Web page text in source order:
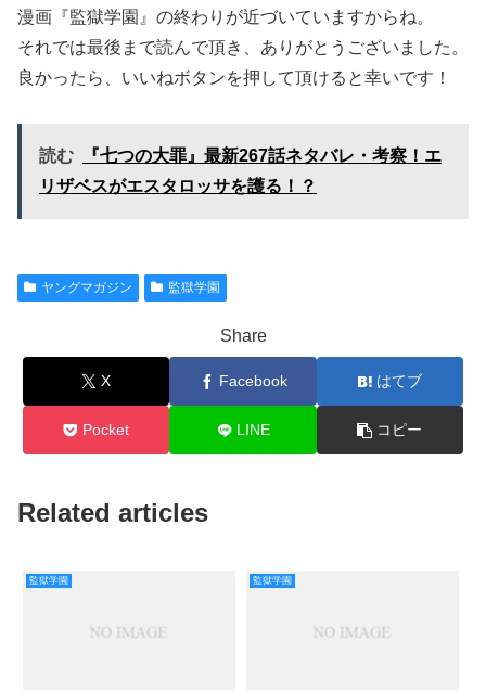
漫画『監獄学園』の終わりが近づいていますからね。
それでは最後まで読んで頂き、ありがとうございました。
良かったら、いいねボタンを押して頂けると幸いです！
読む
『七つの大罪』最新267話ネタバレ・考察！エ
リザベスがエスタロッサを護る！？
ヤングマガジン 監獄学園
Share
X Facebook はてブ
Pocket LINE コピー
Related articles
監獄学園 監獄学園